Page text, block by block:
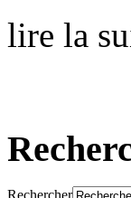
lire la